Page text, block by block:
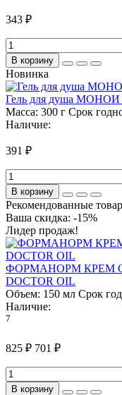
343 ₽
В корзину
Новинка
Гель для душа МОНОИ
Масса: 300 г Срок
Наличие:
391 ₽
В корзину
Рекомендованные
Ваша скидка: -15%
Лидер продаж!
ФОРМАНОРМ КРЕМ
DOCTOR OIL
Объем: 150 мл Срок
Наличие:
7
825 ₽ 701 ₽
В корзину